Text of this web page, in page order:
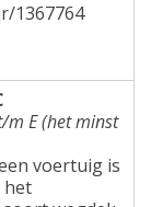
1367764
m E (het minst
voertuig is
het